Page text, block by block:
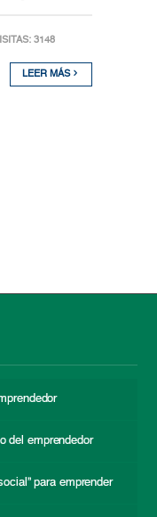
3148
LEER MÁS
del emprendedor
para emprender